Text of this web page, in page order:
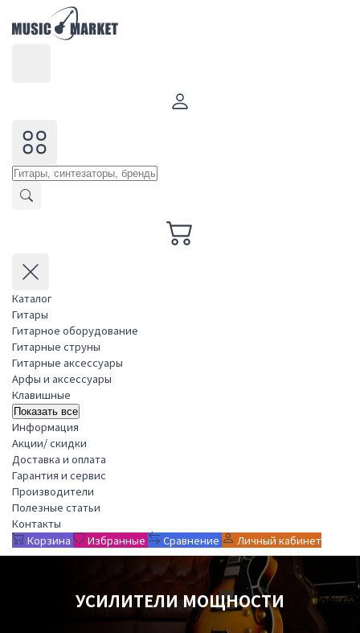
Каталог
Гитары
Гитарное оборудование
Гитарные струны
Гитарные аксессуары
Арфы и аксессуары
Клавишные
Показать все
Информация
Акции/ скидки
Доставка и оплата
Гарантия и сервис
Производители
Полезные статьи
Контакты
Корзина
Избранные Сравнение Личный кабинет
УСИЛИТЕЛИ МОЩНОСТИ